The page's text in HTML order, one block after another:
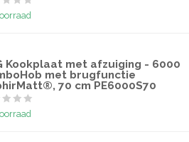
Kookplaat met afzuiging - 6000
met brugfunctie
70 cm PE6000S70